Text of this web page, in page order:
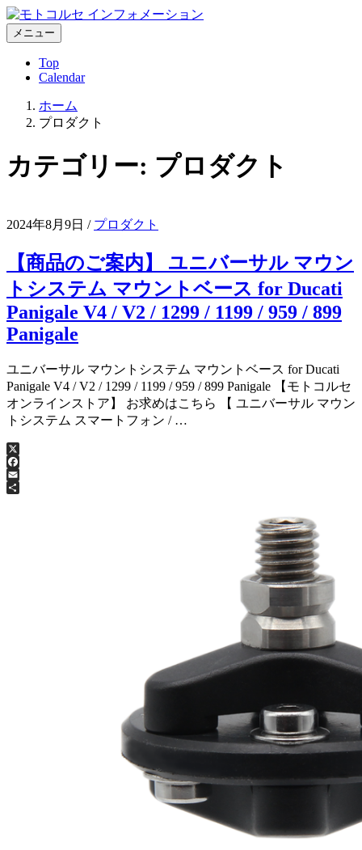
コ
ン
テ
プ
メニュー
Top
Calendar
ホーム
プロダクト
カテゴリー: プロダクト
2024年8月9日 / プロダクト
【商品のご案内】 ユニバーサル マウン
トシステム マウントベース for Ducati
Panigale V4 / V2 / 1299 / 1199 / 959 / 899
Panigale
ユニバーサル マウントシステム マウントベース for Ducati
Panigale V4 / V2 / 1299 / 1199 / 959 / 899 Panigale 【モトコルセ
オンラインストア】 お求めはこちら 【 ユニバーサル マウン
トシステム スマートフォン / …
X
Facebook
Email